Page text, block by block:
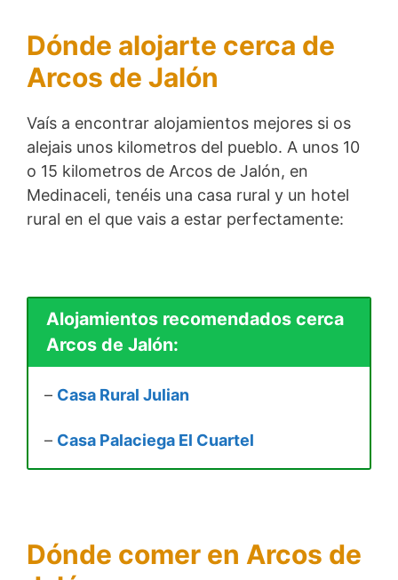
Dónde alojarte cerca de
Arcos de Jalón
Vaís a encontrar alojamientos mejores si os
alejais unos kilometros del pueblo. A unos 10
o 15 kilometros de Arcos de Jalón, en
Medinaceli, tenéis una casa rural y un hotel
rural en el que vais a estar perfectamente:
Alojamientos recomendados cerca
Arcos de Jalón:
– Casa Rural Julian
– Casa Palaciega El Cuartel
Dónde comer en Arcos de